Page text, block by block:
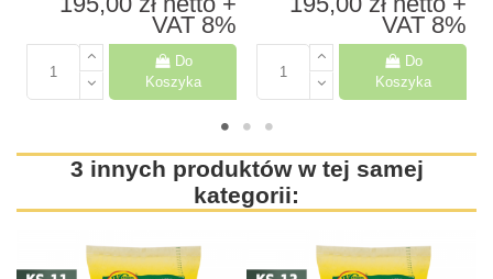
VAT 8%
Do
Koszyka
VAT 8%
Do
Koszyka
3 innych produktów w tej samej
kategorii: